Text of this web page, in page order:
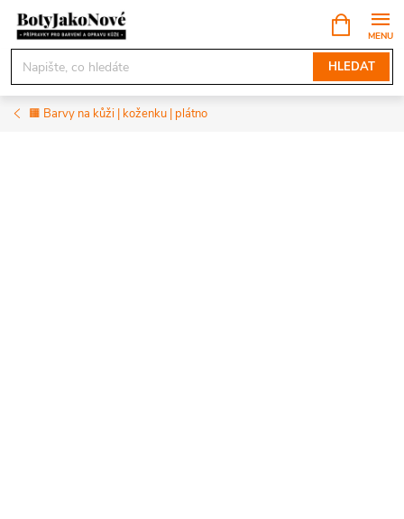
Přejít
obsah
HLEDAT
NÁKUPNÍ
KOŠÍK
🟧 Barvy na kůži | koženku | plátno